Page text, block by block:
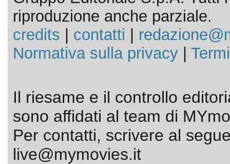
riproduzione anche parziale.
credits
contatti
Normativa sulla privacy|
Il riesame e il controllo
sono affidati al team di
Per contatti, scrivere al
live@mymovies.it